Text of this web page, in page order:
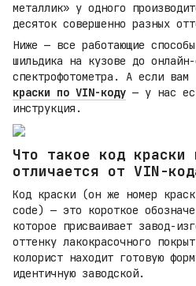
металлик» у одного
десяток совершенно разных
Ниже — все работающие
шильдика на кузове до
спектрофотометра. А если вам
краски по VIN-коду — у нас
инструкция.
Что такое код краски
отличается от VIN-
Код краски (он же номер
code) — это короткое
которое присваивает завод-
оттенку лакокрасочного
колорист находит готовую
идентичную заводской.